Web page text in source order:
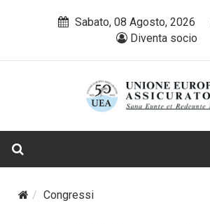
Sabato, 08 Agosto, 2026
Diventa socio
Congressi